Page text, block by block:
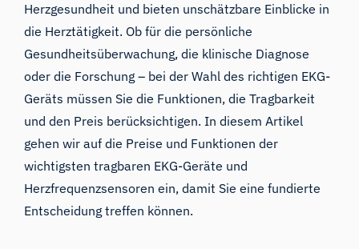
Herzgesundheit und bieten unschätzbare Einblicke in
die Herztätigkeit. Ob für die persönliche
Gesundheitsüberwachung, die klinische Diagnose
oder die Forschung – bei der Wahl des richtigen EKG-
Geräts müssen Sie die Funktionen, die Tragbarkeit
und den Preis berücksichtigen. In diesem Artikel
gehen wir auf die Preise und Funktionen der
wichtigsten tragbaren EKG-Geräte und
Herzfrequenzsensoren ein, damit Sie eine fundierte
Entscheidung treffen können.